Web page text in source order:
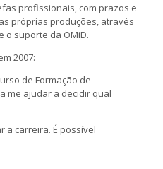
profissionais, com prazos e
próprias produções, através
o suporte da OMiD.
2007:
de Formação de
me ajudar a decidir qual
a carreira. É possível